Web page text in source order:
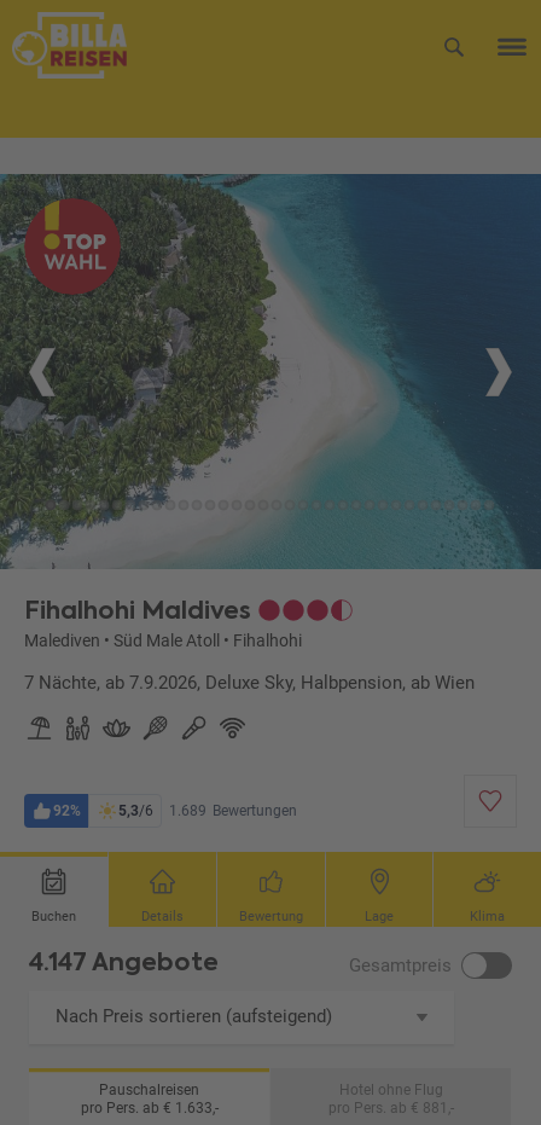
Fihalhohi Maldives
Malediven • Süd Male Atoll • Fihalhohi
7 Nächte, ab 7.9.2026, Deluxe Sky, Halbpension, ab Wien
92% 5,3/6 1.689 Bewertungen
Buchen Details Bewertung Lage Klima
4.147 Angebote Gesamtpreis
Nach Preis sortieren (aufsteigend)
Pauschalreisen
pro Pers. ab € 1.633,-
Hotel ohne Flug
pro Pers. ab € 881,-